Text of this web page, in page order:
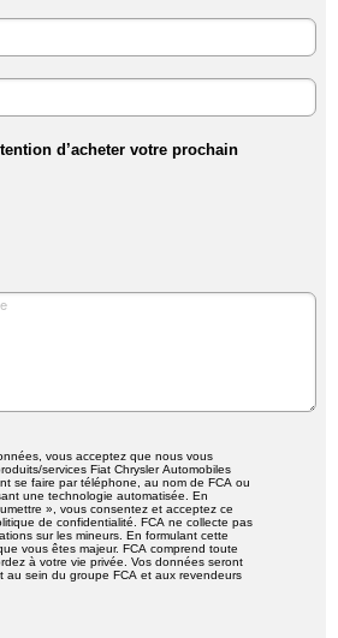
d’acheter votre prochain
vous acceptez que nous vous
services Fiat Chrysler Automobiles
se faire par téléphone, au nom de FCA ou
une technologie automatisée. En
», vous consentez et acceptez ce
de confidentialité. FCA ne collecte pas
sur les mineurs. En formulant cette
vous êtes majeur. FCA comprend toute
à votre vie privée. Vos données seront
au sein du groupe FCA et aux revendeurs